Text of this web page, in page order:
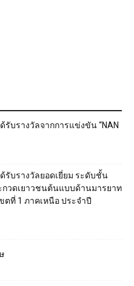
บรางวัลจากการแข่งขัน “NAN
บรางวัลยอดเยี่ยม ระดับชั้น
วดเยาวชนต้นแบบด้านมารยาท
ตที่ 1 ภาคเหนือ ประจำปี